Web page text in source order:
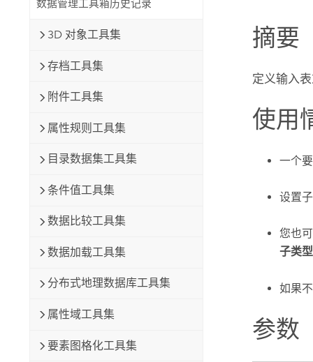
数据管理工具箱历史记录
3D 对象工具集
存档工具集
附件工具集
属性规则工具集
目录数据集工具集
条件值工具集
数据比较工具集
数据加载工具集
分布式地理数据库工具集
属性域工具集
要素图格化工具集
摘要
定义输入
使用
一个
设置
您也
子类型
如果
参数